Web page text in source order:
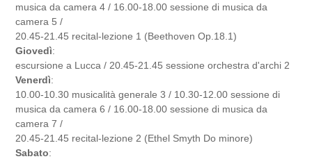
musica da camera 4 / 16.00-18.00 sessione di musica da
camera 5 /
20.45-21.45 recital-lezione 1 (Beethoven Op.18.1)
Giovedì:
escursione a Lucca / 20.45-21.45 sessione orchestra d'archi 2
Venerdì:
10.00-10.30 musicalità generale 3 / 10.30-12.00 sessione di
musica da camera 6 / 16.00-18.00 sessione di musica da
camera 7 /
20.45-21.45 recital-lezione 2 (Ethel Smyth Do minore)
Sabato: